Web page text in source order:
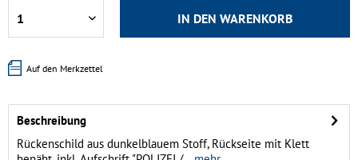
IN DEN WARENKORB
Auf den Merkzettel
Beschreibung
Rückenschild aus dunkelblauem Stoff, Rückseite mit Klett